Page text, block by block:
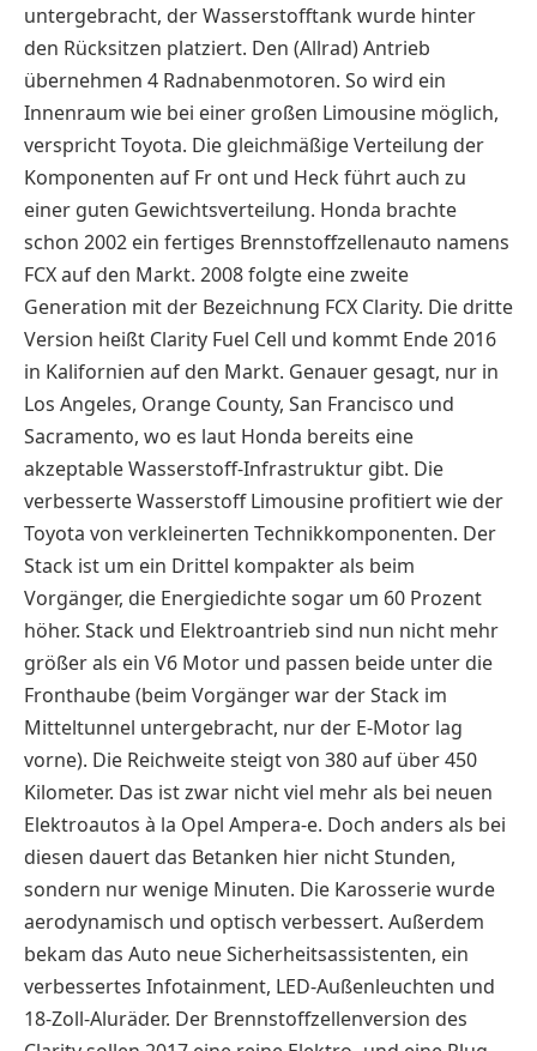
untergebracht, der Wasserstofftank wurde hinter
den Rücksitzen platziert. Den (Allrad) Antrieb
übernehmen 4 Radnabenmotoren. So wird ein
Innenraum wie bei einer großen Limousine möglich,
verspricht Toyota. Die gleichmäßige Verteilung der
Komponenten auf Fr ont und Heck führt auch zu
einer guten Gewichtsverteilung. Honda brachte
schon 2002 ein fertiges Brennstoffzellenauto namens
FCX auf den Markt. 2008 folgte eine zweite
Generation mit der Bezeichnung FCX Clarity. Die dritte
Version heißt Clarity Fuel Cell und kommt Ende 2016
in Kalifornien auf den Markt. Genauer gesagt, nur in
Los Angeles, Orange County, San Francisco und
Sacramento, wo es laut Honda bereits eine
akzeptable Wasserstoff-Infrastruktur gibt. Die
verbesserte Wasserstoff Limousine profitiert wie der
Toyota von verkleinerten Technikkomponenten. Der
Stack ist um ein Drittel kompakter als beim
Vorgänger, die Energiedichte sogar um 60 Prozent
höher. Stack und Elektroantrieb sind nun nicht mehr
größer als ein V6 Motor und passen beide unter die
Fronthaube (beim Vorgänger war der Stack im
Mitteltunnel untergebracht, nur der E-Motor lag
vorne). Die Reichweite steigt von 380 auf über 450
Kilometer. Das ist zwar nicht viel mehr als bei neuen
Elektroautos à la Opel Ampera-e. Doch anders als bei
diesen dauert das Betanken hier nicht Stunden,
sondern nur wenige Minuten. Die Karosserie wurde
aerodynamisch und optisch verbessert. Außerdem
bekam das Auto neue Sicherheitsassistenten, ein
verbessertes Infotainment, LED-Außenleuchten und
18-Zoll-Aluräder. Der Brennstoffzellenversion des